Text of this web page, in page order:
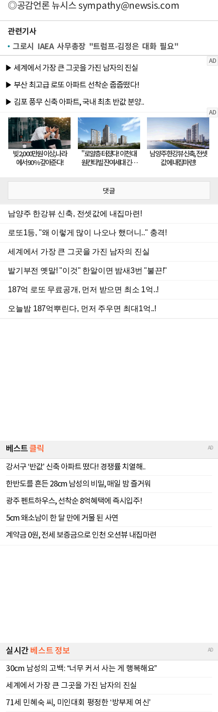
◎공감언론 뉴시스sympathy@newsis.com
관련기사
그로시 IAEA 사무총장 "트럼프-김정은 대화 필요"
댓글